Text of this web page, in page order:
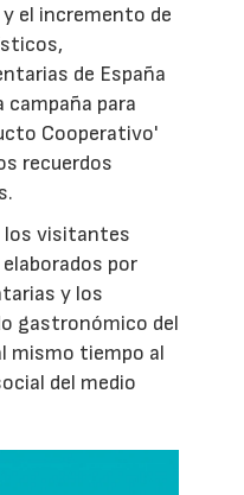
el incremento de
de España
campaña para
Cooperativo'
recuerdos
los visitantes
por
y los
gastronómico del
mismo tiempo al
del medio